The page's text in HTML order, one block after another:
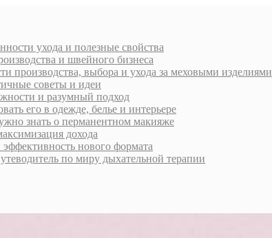
ухода и полезные свойства
и швейного бизнеса
производства, выбора и ухода за меховыми изделиями
советы и идеи
и разумный подход
его в одежде, белье и интерьере
знать о перманентном макияже
дохода
нового формата
по миру дыхательной терапии